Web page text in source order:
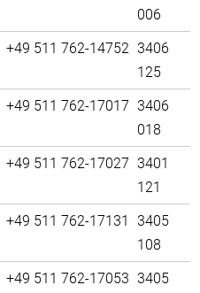
006
+49 511 762-14752 3406
125
+49 511 762-17017 3406
018
+49 511 762-17027 3401
121
+49 511 762-17131
3405
108
+49 511 762-17053 3405